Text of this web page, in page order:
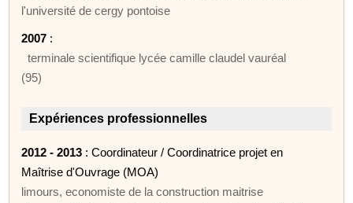
l'université de cergy pontoise
2007 :
terminale scientifique lycée camille claudel vauréal
(95)
Expériences professionnelles
2012 - 2013 : Coordinateur / Coordinatrice projet en
Maîtrise d'Ouvrage (MOA)
limours, economiste de la construction maitrise